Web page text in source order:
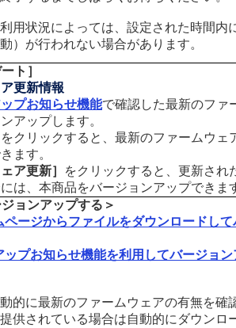
用状況によっては、設定された時間内
）が行われない場合があります。
ト］
更新情報
プお知らせ機能で確認した最新のファ
アップします。
をクリックすると、最新のファームウェ
ます。
ア更新］
をクリックすると、更新され
は、本商品をバージョンアップできま
ョンアップする＞
ページからファイルをダウンロードし
ップお知らせ機能を利用してバージョ
的に最新のファームウェアの有無を確
供されている場合は自動的にダウンロ